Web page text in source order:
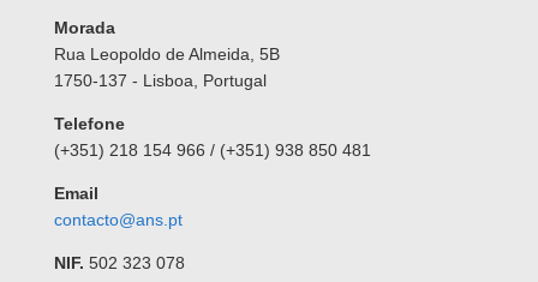
Morada
Rua Leopoldo de Almeida, 5B
1750-137 - Lisboa, Portugal
Telefone
(+351) 218 154 966 / (+351) 938 850 481
Email
contacto@ans.pt
NIF. 502 323 078